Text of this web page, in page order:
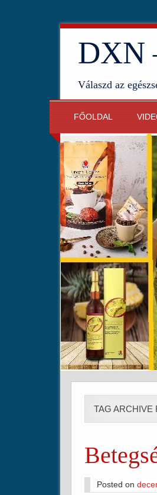
DXN
Válaszd az
FŐOLDAL
TAG ARCHIVE
Posted on